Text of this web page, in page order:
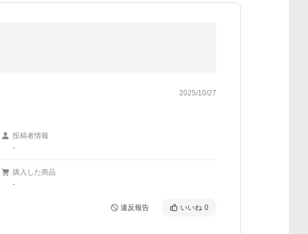
2025/10/27
投稿者情報
-
購入した商品
-
違反報告 いいね 0